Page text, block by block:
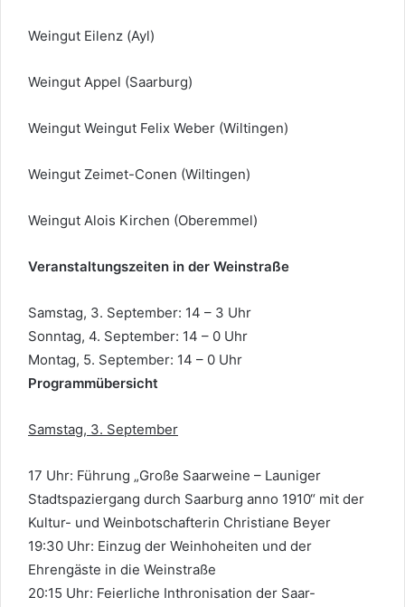
Weingut Eilenz (Ayl)
Weingut Appel (Saarburg)
Weingut Weingut Felix Weber (Wiltingen)
Weingut Zeimet-Conen (Wiltingen)
Weingut Alois Kirchen (Oberemmel)
Veranstaltungszeiten in der Weinstraße
Samstag, 3. September: 14 – 3 Uhr
Sonntag, 4. September: 14 – 0 Uhr
Montag, 5. September: 14 – 0 Uhr
Programmübersicht
Samstag, 3. September
17 Uhr: Führung „Große Saarweine – Launiger
Stadtspaziergang durch Saarburg anno 1910“ mit der
Kultur- und Weinbotschafterin Christiane Beyer
19:30 Uhr: Einzug der Weinhoheiten und der
Ehrengäste in die Weinstraße
20:15 Uhr: Feierliche Inthronisation der Saar-